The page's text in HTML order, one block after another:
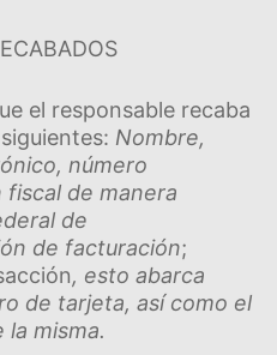
el responsable recaba
Nombre,
número
de manera
de
de facturación;
, esto abarca
de tarjeta, así­ como el
la misma.